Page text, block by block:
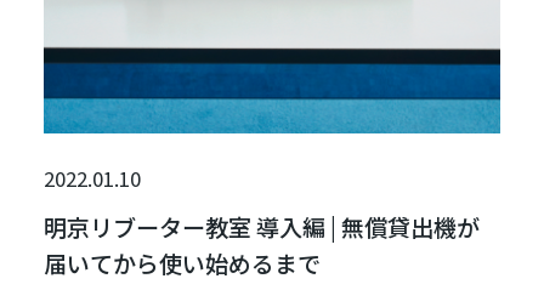
2022.01.10
明京リブーター教室 導入編 | 無償貸出機が
届いてから使い始めるまで